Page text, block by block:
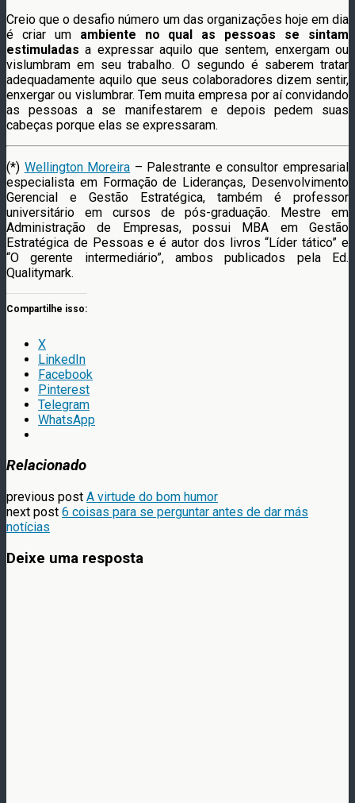
Creio que o desafio número um das organizações hoje em dia
é criar um ambiente no qual as pessoas se sintam
estimuladas a expressar aquilo que sentem, enxergam ou
vislumbram em seu trabalho. O segundo é saberem tratar
adequadamente aquilo que seus colaboradores dizem sentir,
enxergar ou vislumbrar. Tem muita empresa por aí convidando
as pessoas a se manifestarem e depois pedem suas
cabeças porque elas se expressaram.
(*) Wellington Moreira – Palestrante e consultor empresarial
especialista em Formação de Lideranças, Desenvolvimento
Gerencial e Gestão Estratégica, também é professor
universitário em cursos de pós-graduação. Mestre em
Administração de Empresas, possui MBA em Gestão
Estratégica de Pessoas e é autor dos livros “Líder tático” e
“O gerente intermediário”, ambos publicados pela Ed.
Qualitymark.
Compartilhe isso:
X
LinkedIn
Facebook
Pinterest
Telegram
WhatsApp
Relacionado
previous post A virtude do bom humor
next post 6 coisas para se perguntar antes de dar más
notícias
Deixe uma resposta